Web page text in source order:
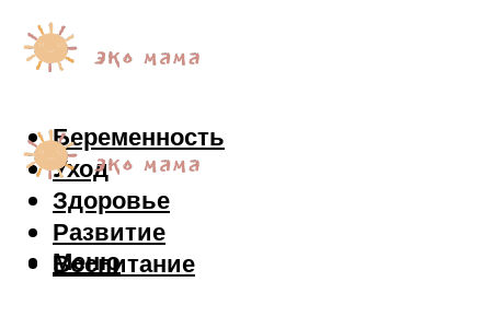
Беременность
Уход
Здоровье
Развитие
Воспитание
Меню